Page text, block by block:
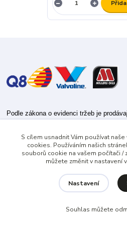
Podle zákona o evidenci tržeb je
Zároveň je povinen zaevidovat přijatou
případě technického výpadku pak
S cílem usnadnit Vám používat
cookies. Používáním našich
souborů cookie na vašem počítači /
můžete změnit v nastavení
Nastavení
Souhlas můžete